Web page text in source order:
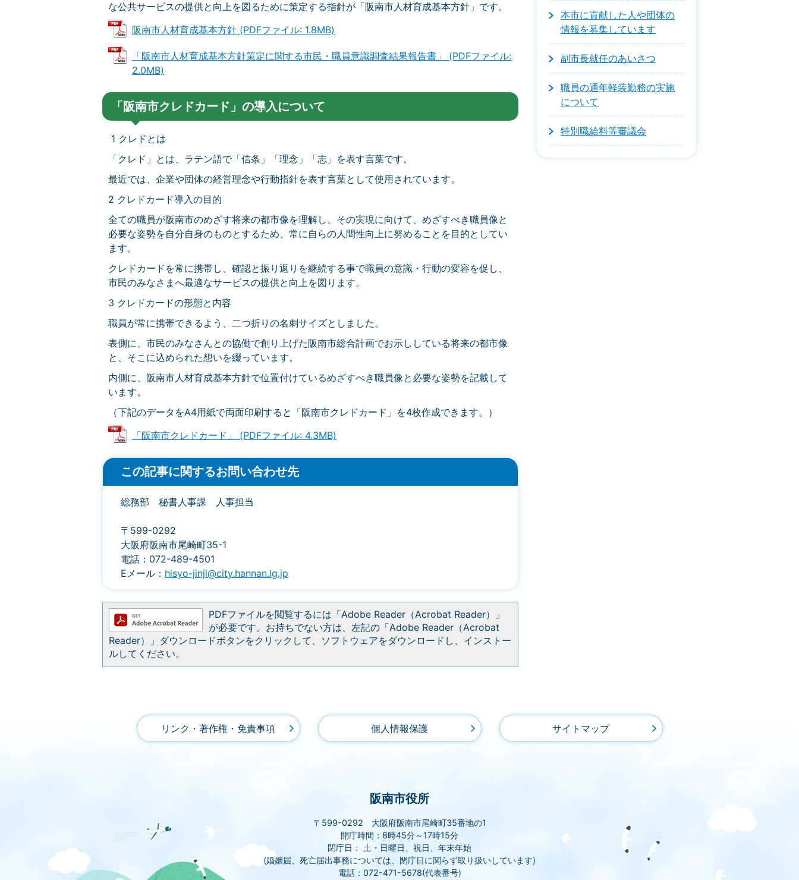
な公共サービスの提供と向上を図るために策定する指針が「阪南市人材育成基本方針」です。
阪南市人材育成基本方針 (PDFファイル: 1.8MB)
「阪南市人材育成基本方針策定に関する市民・職員意識調査結果報告書」 (PDFファイル:
2.0MB)
「阪南市クレドカード」の導入について
1 クレドとは
「クレド」とは、ラテン語で「信条」「理念」「志」を表す言葉です。
最近では、企業や団体の経営理念や行動指針を表す言葉として使用されています。
2 クレドカード導入の目的
全ての職員が阪南市のめざす将来の都市像を理解し、その実現に向けて、めざすべき職員像と
必要な姿勢を自分自身のものとするため、常に自らの人間性向上に努めることを目的としてい
ます。
クレドカードを常に携帯し、確認と振り返りを継続する事で職員の意識・行動の変容を促し、
市民のみなさまへ最適なサービスの提供と向上を図ります。
3 クレドカードの形態と内容
職員が常に携帯できるよう、二つ折りの名刺サイズとしました。
表側に、市民のみなさんとの協働で創り上げた阪南市総合計画でお示ししている将来の都市像
と、そこに込められた想いを綴っています。
内側に、阪南市人材育成基本方針で位置付けているめざすべき職員像と必要な姿勢を記載して
います。
（下記のデータをA4用紙で両面印刷すると「阪南市クレドカード」を4枚作成できます。）
「阪南市クレドカード」 (PDFファイル: 4.3MB)
この記事に関するお問い合わせ先
総務部 秘書人事課 人事担当
〒599-0292
大阪府阪南市尾崎町35-1
電話：072-489-4501
Eメール： hisyo-jinji@city.hannan.lg.jp
PDFファイルを閲覧するには「Adobe Reader（Acrobat Reader）」
が必要です。お持ちでない方は、左記の「Adobe Reader（Acrobat
Reader）」ダウンロードボタンをクリックして、ソフトウェアをダウンロードし、インストー
ルしてください。
本市に貢献した人や団体の
情報を募集しています
副市長就任のあいさつ
職員の通年軽装勤務の実施
について
特別職給料等審議会
リンク・著作権・免責事項 個人情報保護 サイトマップ
阪南市役所
〒599-0292 大阪府阪南市尾崎町35番地の1
開庁時間：8時45分～17時15分
閉庁日： 土・日曜日、祝日、年末年始
(婚姻届、死亡届出事務については、閉庁日に関らず取り扱いしています)
電話：072-471-5678(代表番号)